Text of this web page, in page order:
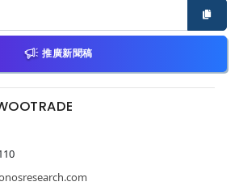
推廣新聞稿